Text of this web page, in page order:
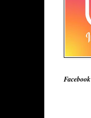
Facebook